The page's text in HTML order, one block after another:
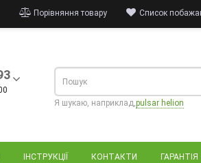
Список
Порівняння товару
Я шукаю, наприклад,pulsar helion
ІНСТРУКЦІЇ КОНТАКТИ